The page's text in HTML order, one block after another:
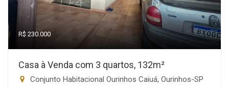
R$ 230.000
Casa à Venda com 3 quartos, 132m²
Conjunto Habitacional Ourinhos Caiuá, Ourinhos-SP